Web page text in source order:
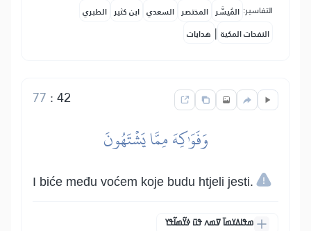
التفاسير: المُيسَّر المختصر السعدي ابن كثير الطبري
النفحات المكية | هدايات
42
:
77
وَفَوَٰكِهَ مِمَّا يَشۡتَهُونَ
I biće među voćem koje budu htjeli jesti.
ߘߟߊߡߌߘߊ߫ ߜߘߍ ߟߎ߫ ߦߌ߬ߘߊ߬ߟߌ